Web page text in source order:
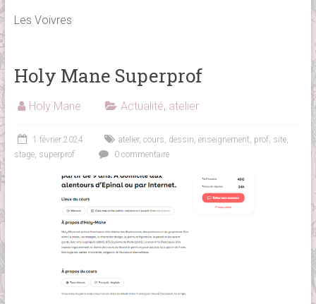
Les Voivres
Holy Mane Superprof
Holy Mane Actualité, atelier
1 février 2024 atelier, cours, dessin, enseignement, prof, site,
stage, superprof 0 commentaire